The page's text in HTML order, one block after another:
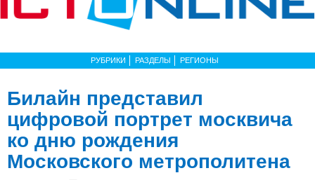
РУБРИКИ РАЗДЕЛЫ РЕГИОНЫ
Билайн представил
цифровой портрет москвича
ко дню рождения
Московского метрополитена